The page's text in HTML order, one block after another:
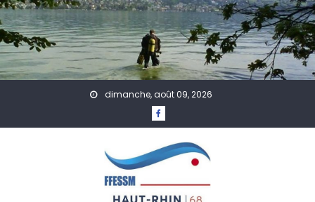
Skip to content
dimanche, août 09, 2026